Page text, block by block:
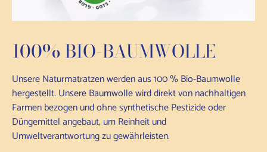
100% BIO-BAUMWOLLE
Unsere Naturmatratzen werden aus 100 % Bio-Baumwolle
hergestellt. Unsere Baumwolle wird direkt von nachhaltigen
Farmen bezogen und ohne synthetische Pestizide oder
Düngemittel angebaut, um Reinheit und
Umweltverantwortung zu gewährleisten.